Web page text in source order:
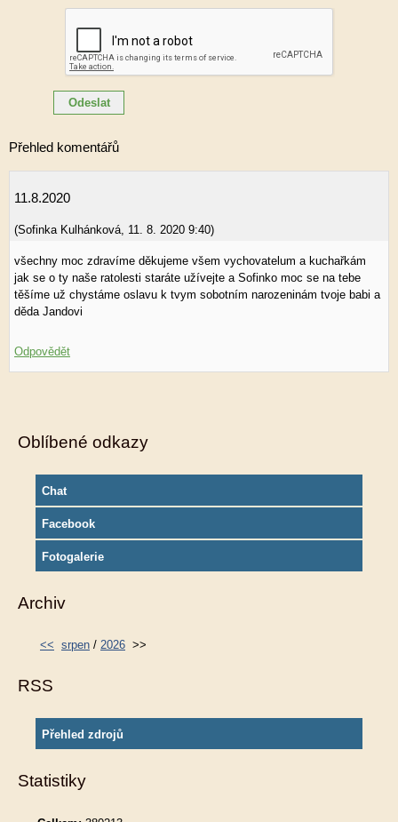
Přehled komentářů
11.8.2020
(Sofinka Kulhánková 11. 8. 2020 9:40)
všechny moc zdravíme děkujeme všem vychovatelum a kuchařkám
jak se o ty naše ratolesti staráte užívejte a Sofinko moc se na tebe
těšíme už chystáme oslavu k tvym sobotním narozeninám tvoje babi a
děda Jandovi
Odpovědět
Oblíbené odkazy
Chat
Facebook
Fotogalerie
Archiv
<< srpen / 2026 >>
RSS
Přehled zdrojů
Statistiky